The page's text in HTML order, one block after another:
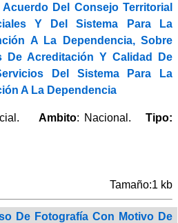
Del Consejo Territorial
Y Del Sistema Para La
A La Dependencia, Sobre
De Acreditación Y Calidad De
Del Sistema Para La
A La Dependencia
Ambito: Nacional. Tipo:
Tamaño:1 kb
De Fotografía Con Motivo De